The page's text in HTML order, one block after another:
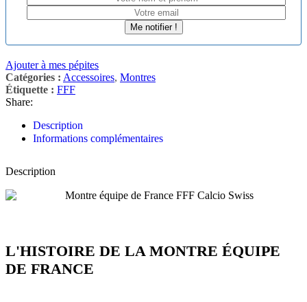
Me notifier !
Ajouter à mes pépites
Catégories : Accessoires, Montres
Étiquette : FFF
Share:
Description
Informations complémentaires
Description
L'HISTOIRE DE LA MONTRE ÉQUIPE
DE FRANCE